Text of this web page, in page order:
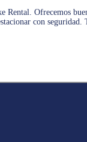
Ofrecemos
con